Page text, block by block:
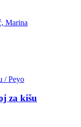
za kišu